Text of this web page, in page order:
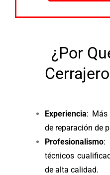
¿Por
Experiencia: Más
de reparación de
Profesionalismo:
técnicos
de alta calidad.